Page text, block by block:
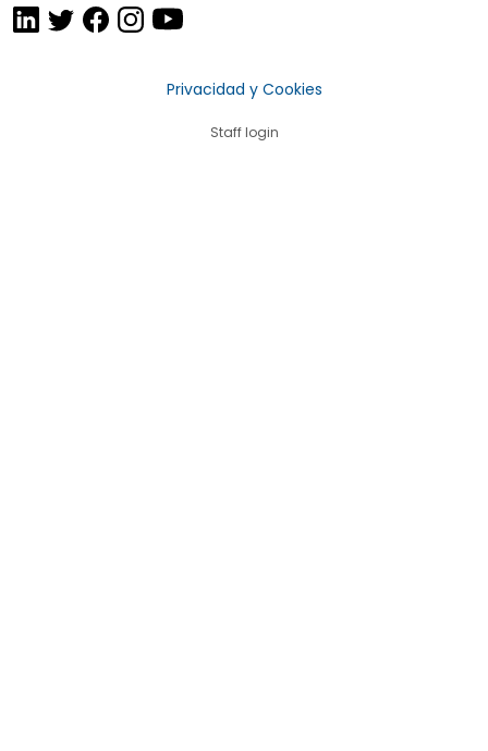
Privacidad y Cookies
Staff login